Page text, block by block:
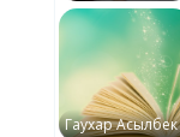
Гаухар Асылбек